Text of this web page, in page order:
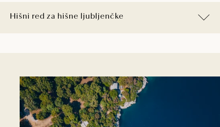
Hišni red za hišne ljubljenčke